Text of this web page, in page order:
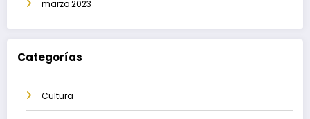
marzo 2023
Categorías
Cultura